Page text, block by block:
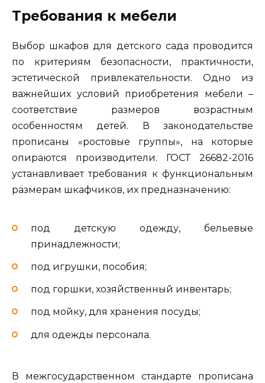
Требования к мебели
Выбор шкафов для детского сада проводится
по критериям безопасности, практичности,
эстетической привлекательности. Одно из
важнейших условий приобретения мебели –
соответствие размеров возрастным
особенностям детей. В законодательстве
прописаны «ростовые группы», на которые
опираются производители. ГОСТ 26682-2016
устанавливает требования к функциональным
размерам шкафчиков, их предназначению:
под детскую одежду, бельевые
принадлежности;
под игрушки, пособия;
под горшки, хозяйственный инвентарь;
под мойку, для хранения посуды;
для одежды персонала.
В межгосударственном стандарте прописана